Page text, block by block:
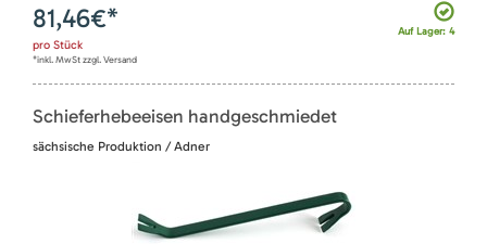
Auf Lager: 4
81,46€*
pro Stück
*inkl. MwSt zzgl. Versand
Schieferhebeeisen handgeschmiedet
sächsische Produktion / Adner